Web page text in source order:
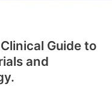
Guide to
and